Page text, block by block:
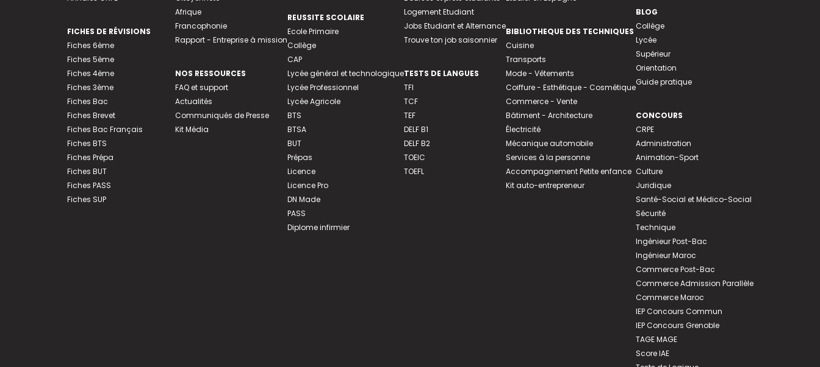
FICHES DE RÉVISIONS
Fiches 6ème
Fiches 5ème
Fiches 4ème
Fiches 3ème
Fiches Bac
Fiches Brevet
Fiches Bac Français
Fiches BTS
Fiches Prépa
Fiches BUT
Fiches PASS
Fiches SUP
Afrique
Francophonie
Rapport - Entreprise à mission
NOS RESSOURCES
FAQ et support
Actualités
Communiqués de Presse
Kit Média
REUSSITE SCOLAIRE
Ecole Primaire
Collège
CAP
Lycée général et technologique
Lycée Professionnel
Lycée Agricole
BTS
BTSA
BUT
Prépas
Licence
Licence Pro
DN Made
PASS
Diplome infirmier
Logement Etudiant
Jobs Etudiant et Alternance
Trouve ton job saisonnier
TESTS DE LANGUES
TFI
TCF
TEF
DELF B1
DELF B2
TOEIC
TOEFL
BIBLIOTHEQUE DES TECHNIQUES
Cuisine
Transports
Mode - Vêtements
Coiffure - Esthétique - Cosmétique
Commerce - Vente
Bâtiment - Architecture
Électricité
Mécanique automobile
Services à la personne
Accompagnement Petite enfance
Kit auto-entrepreneur
BLOG
Collège
Lycée
Supérieur
Orientation
Guide pratique
CONCOURS
CRPE
Administration
Animation-Sport
Culture
Juridique
Santé-Social et Médico-Social
Sécurité
Technique
Ingénieur Post-Bac
Ingénieur Maroc
Commerce Post-Bac
Commerce Admission Parallèle
Commerce Maroc
IEP Concours Commun
IEP Concours Grenoble
TAGE MAGE
Score IAE